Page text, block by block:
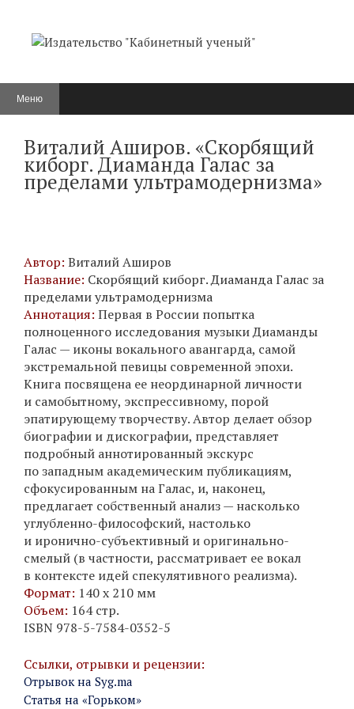
содержимому
Меню
Виталий Аширов. «Скорбящий
киборг. Диаманда Галас за
пределами ультрамодернизма»
Автор: Виталий Аширов
Название: Скорбящий киборг. Диаманда Галас за
пределами ультрамодернизма
Аннотация: Первая в России попытка
полноценного исследования музыки Диаманды
Галас — иконы вокального авангарда, самой
экстремальной певицы современной эпохи.
Книга посвящена ее неординарной личности
и самобытному, экспрессивному, порой
эпатирующему творчеству. Автор делает обзор
биографии и дискографии, представляет
подробный аннотированный экскурс
по западным академическим публикациям,
сфокусированным на Галас, и, наконец,
предлагает собственный анализ — насколько
углубленно-философский, настолько
и иронично-субъективный и оригинально-
смелый (в частности, рассматривает ее вокал
в контексте идей спекулятивного реализма).
Формат: 140 х 210 мм
Объем: 164 стр.
ISBN 978-5-7584-0352-5
Ссылки, отрывки и рецензии:
Отрывок на Syg.ma
Статья на «Горьком»